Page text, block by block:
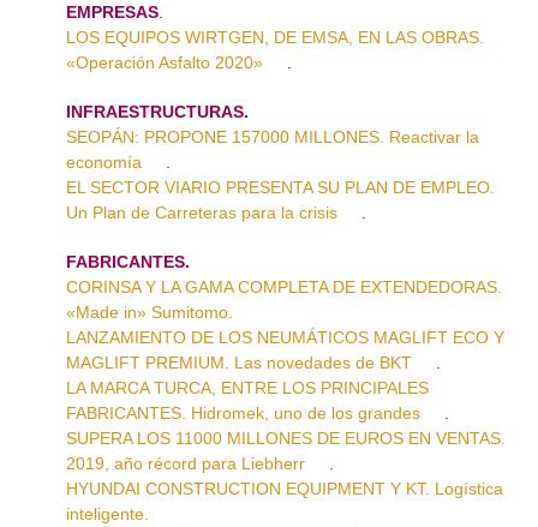
EMPRESAS
LOS EQUIPOS WIRTGEN, DE EMSA, EN LAS OBRAS.
«Operación Asfalto 2020»
INFRAESTRUCTURAS.
SEOPÁN: PROPONE 157000 MILLONES. Reactivar la
economía
EL SECTOR VIARIO PRESENTA SU PLAN DE EMPLEO.
Un Plan de Carreteras para la crisis
FABRICANTES.
CORINSA Y LA GAMA COMPLETA DE EXTENDEDORAS.
«Made in» Sumitomo.
LANZAMIENTO DE LOS NEUMÁTICOS MAGLIFT ECO Y
MAGLIFT PREMIUM. Las novedades de BKT
LA MARCA TURCA, ENTRE LOS PRINCIPALES
FABRICANTES. Hidromek, uno de los grandes
SUPERA LOS 11000 MILLONES DE EUROS EN VENTAS.
2019, año récord para Liebherr
HYUNDAI CONSTRUCTION EQUIPMENT Y KT. Logística
inteligente.